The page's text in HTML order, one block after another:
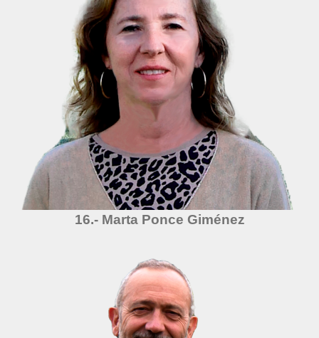
16.- Marta Ponce Giménez